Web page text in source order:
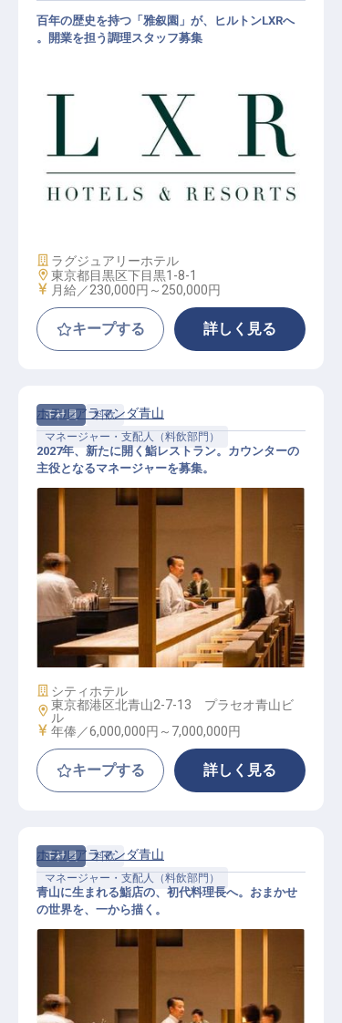
調理スタッフ(和・洋・中/オールデ
イ/宴会)│月給23万円～／2027年開
業予定／ヒルトンLXR東京初進出
百年の歴史を持つ「雅叙園」が、ヒルトンLXRへ
。開業を担う調理スタッフ募集
施設業態
ラグジュアリーホテル
勤務地
東京都目黒区下目黒1-8-1
給与
月給／230,000円～ 250,000円
キープする 詳しく見る
正社員
料飲
マネージャー・支配人（料飲部門）
鮨レストランマネージャー│年俸600
万円～700万円／2027年新設／カウ
ンターを預かる立ち上げ責任者
ホテルアラマンダ青山
2027年、新たに開く鮨レストラン。カウンターの
主役となるマネージャーを募集。
施設業態
シティホテル
勤務地
東京都港区北青山2-7-13 プラセオ青山ビ
ル
給与
年俸／6,000,000円～ 7,000,000円
キープする 詳しく見る
正社員
料飲
マネージャー・支配人（料飲部門）
ホテルアラマンダ青山
青山に生まれる鮨店の、初代料理長へ。おまかせ
の世界を、一から描く。